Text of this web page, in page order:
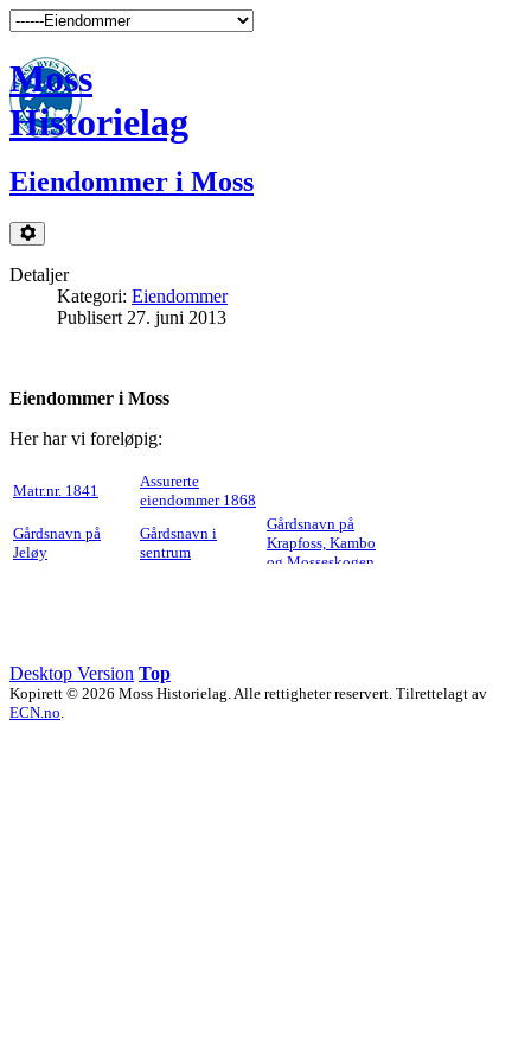
Moss
Historielag
Eiendommer i Moss
Detaljer
Kategori: Eiendommer
Publisert 27. juni 2013
Eiendommer i Moss
Her har vi foreløpig:
Matr.nr. 1841
Assurerte
eiendommer 1868
Gårdsnavn på
Jeløy
Gårdsnavn i
sentrum
Gårdsnavn på
Krapfoss, Kambo
og Mosseskogen
Desktop Version Top
Kopirett © 2026 Moss Historielag. Alle rettigheter reservert. Tilrettelagt av
ECN.no